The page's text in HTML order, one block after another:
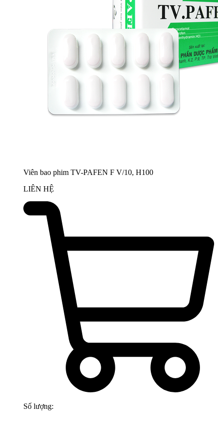
Viên bao phim TV-PAFEN F V/10, H100
LIÊN HỆ
Số lượng: